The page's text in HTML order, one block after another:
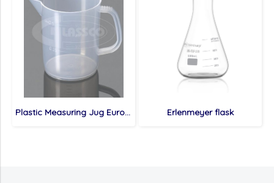
Plastic Measuring Jug Euro Design Erlenmeyer flask